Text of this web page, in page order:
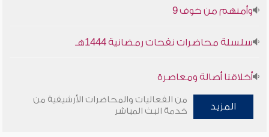
وأمنهم من خوف 9
سلسلة محاضرات نفحات رمضانية 1444هـ
أخلاقنا أصالة ومعاصرة
وأمنهم من خوف 9
المزيد
من الفعاليات والمحاضرات الأرشيفية من
خدمة البث المباشر